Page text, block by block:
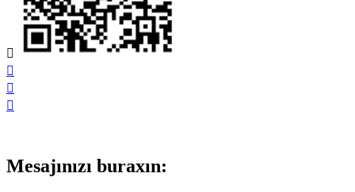




Mesajınızı buraxın: